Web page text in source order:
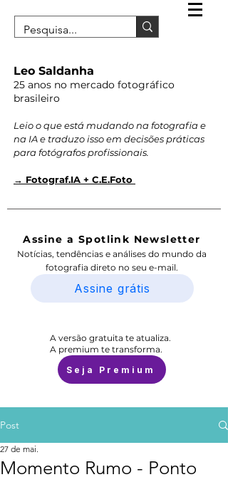
Leo Saldanha
25 anos no mercado fotográfico
brasileiro
Leio o que está mudando na fotografia e
na IA e traduzo isso em decisões práticas
para fotógrafos profissionais.
→ Fotograf.IA + C.E.Foto
Assine a Spotlink Newsletter
Notícias, tendências e análises do mundo da
fotografia direto no seu e-mail.
Assine grátis
A versão gratuita te atualiza.
A premium te transforma.
Seja Premium
Post
Momento Rumo - Ponto
27 de mai.